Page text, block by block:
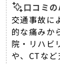
口コミの
交通事故に
的な痛みか
院・リハビ
や、CTな